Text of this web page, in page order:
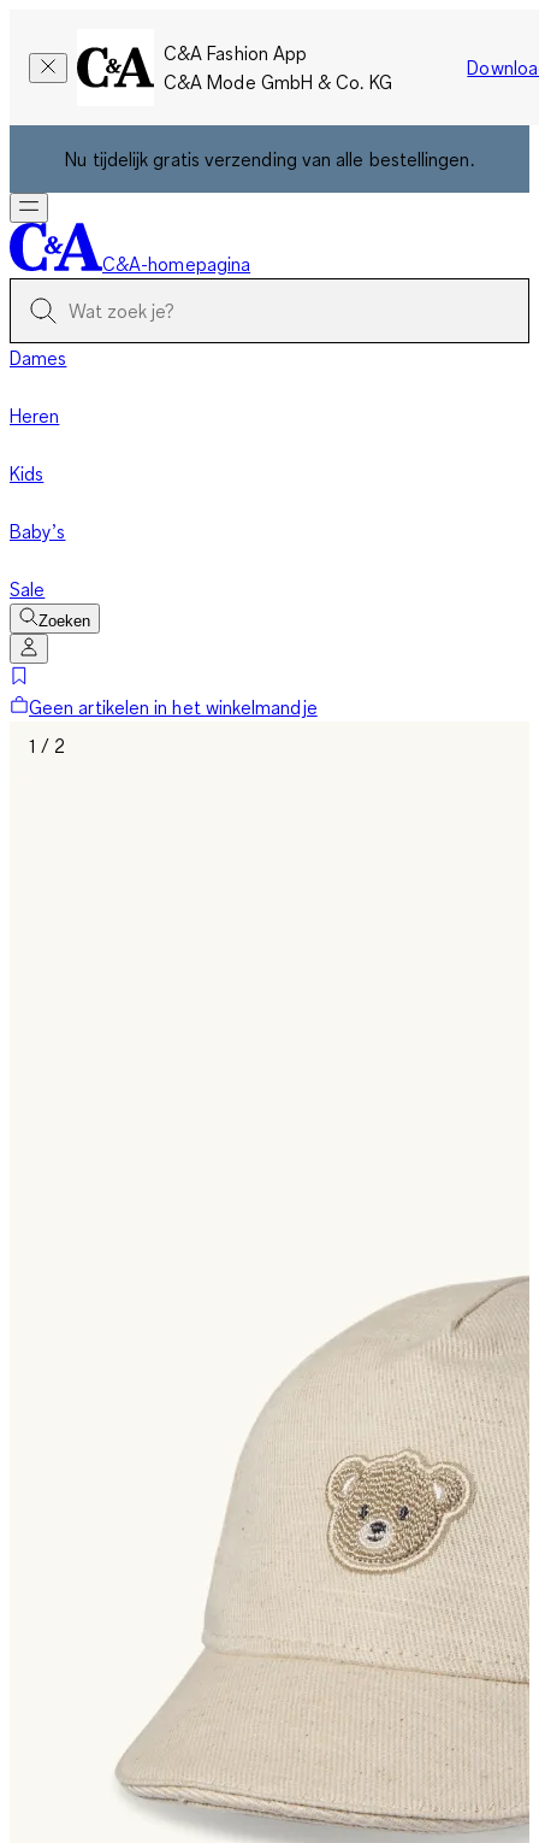
C&A Fashion App
C&A Mode GmbH & Co. KG
Nu tijdelijk gratis verzending van alle bestellingen.
C&A-homepagina
Dames
Heren
Kids
Baby’s
Sale
Zoeken
Geen artikelen in het winkelmandje
1 / 2